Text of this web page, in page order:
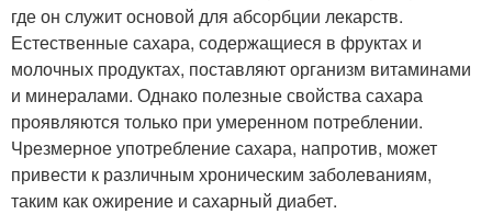
где он служит основой для абсорбции лекарств.
Естественные сахара, содержащиеся в фруктах и
молочных продуктах, поставляют организм витаминами
и минералами. Однако полезные свойства сахара
проявляются только при умеренном потреблении.
Чрезмерное употребление сахара, напротив, может
привести к различным хроническим заболеваниям,
таким как ожирение и сахарный диабет.